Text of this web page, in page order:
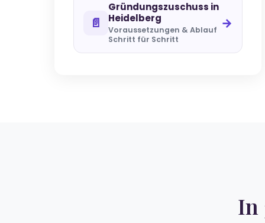
📄
Gründungszuschuss in
Heidelberg
Voraussetzungen & Ablauf
Schritt für Schritt
→
In